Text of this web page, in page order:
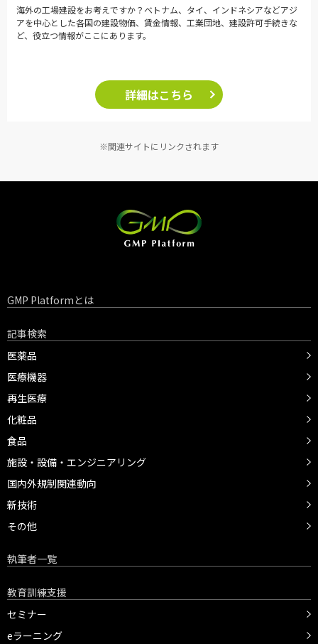
海外の工場建設をお考えですか？ベトナム、タイ、インドネシアなどアジ
アを中心とした各国の建設物価、賃金情報、工業団地、建設許可手続きな
ど、役立つ情報がここにあります。
詳細はこちら
※関連サイトにリンクされます
GMP Platformとは
記事検索
医薬品
医療機器
再生医療
化粧品
食品
施設・設備・エンジニアリング
国内外規制関連動向
新技術
その他
執筆者一覧
教育訓練支援
セミナー
eラーニング